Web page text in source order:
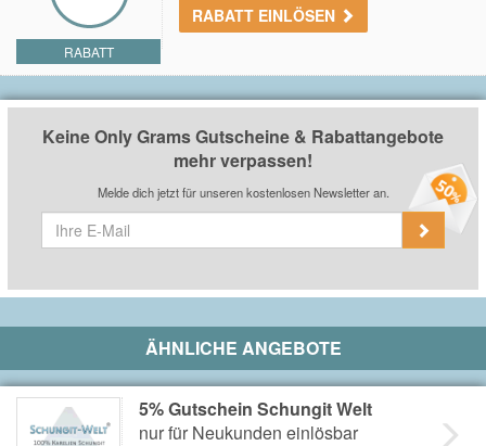
RABATT
RABATT EINLÖSEN
Keine Only Grams Gutscheine & Rabattangebote
mehr verpassen!
Melde dich jetzt für unseren kostenlosen Newsletter an.
ÄHNLICHE ANGEBOTE
5% Gutschein Schungit Welt
nur für Neukunden einlösbar